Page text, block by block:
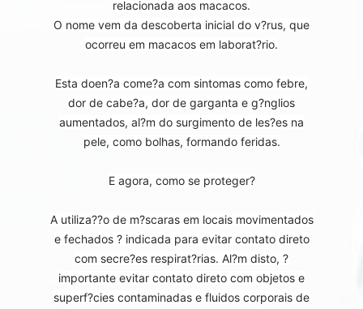
relacionada aos macacos.
O nome vem da descoberta inicial do v?rus, que
ocorreu em macacos em laborat?rio.
Esta doen?a come?a com sintomas como febre,
dor de cabe?a, dor de garganta e g?nglios
aumentados, al?m do surgimento de les?es na
pele, como bolhas, formando feridas.
E agora, como se proteger?
A utiliza??o de m?scaras em locais movimentados
e fechados ? indicada para evitar contato direto
com secre?es respirat?rias. Al?m disto, ?
importante evitar contato direto com objetos e
superf?cies contaminadas e fluidos corporais de